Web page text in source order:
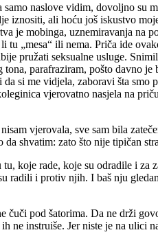
naslove vidim, dovoljno su
iznositi, ali hoću još iskustvo
je mobinga, uznemiravanja na
„mesa“ ili nema. Priča ide
pružati seksualne usluge.
parafraziram, pošto davno
si me vidjela, zaboravi šta
vjerovatno nasjela na
vjerovala, sve sam bila
shvatim: zato što nije tipičan
koje rade, koje su odradile i za
radili i protiv njih. I baš nju
pod šatorima. Da ne drži
ne instruiše. Jer niste je na ulici